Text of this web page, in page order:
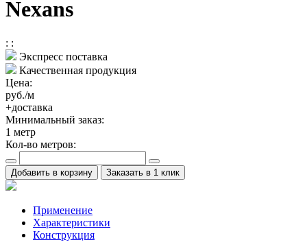
Nexans
: :
Экспресс поставка
Качественная продукция
Цена:
руб./м
+доставка
Минимальный заказ:
1 метр
Кол-во метров:
Добавить в корзину Заказать в 1 клик
Применение
Характеристики
Конструкция